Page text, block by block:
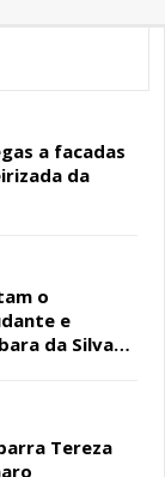
a facadas
da
o
e
da Silva
Tereza